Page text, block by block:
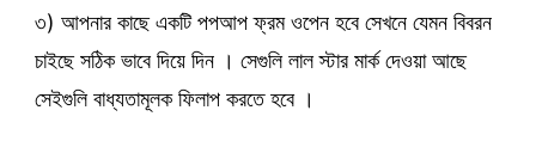
৩) আপনার কাছে একটি পপআপ ফ্রম ওপেন হবে সেখনে যেমন বিবরন
চাইছে সঠিক ভাবে দিয়ে দিন । সেগুলি লাল স্টার মার্ক দেওয়া আছে
সেইগুলি বাধ্যতামূলক ফিলাপ করতে হবে ।